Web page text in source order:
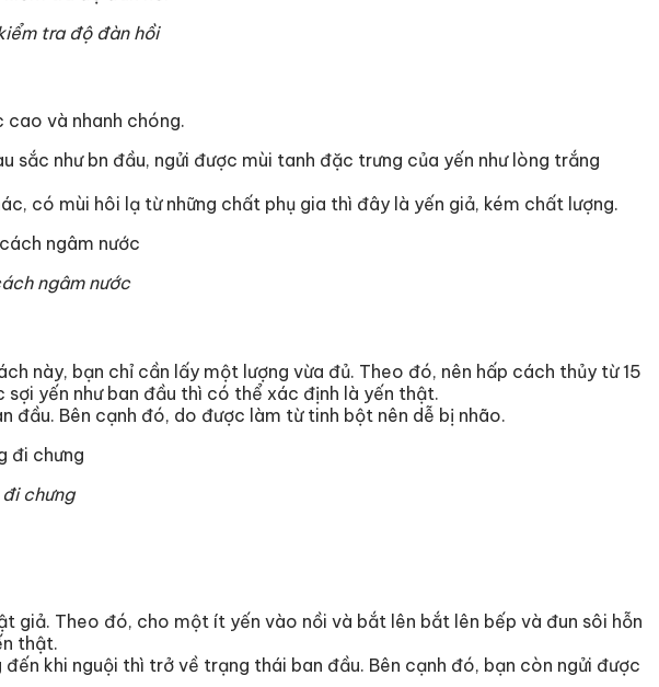
tra độ đàn hồi
và nhanh chóng.
như bn đầu, ngửi được mùi tanh đặc trưng của yến như lòng trắng
có mùi hôi lạ từ những chất phụ gia thì đây là yến giả, kém chất lượng.
ngâm nước
này, bạn chỉ cần lấy một lượng vừa đủ. Theo đó, nên hấp cách thủy từ 15
yến như ban đầu thì có thể xác định là yến thật.
đầu. Bên cạnh đó, do được làm từ tinh bột nên dễ bị nhão.
chưng
Theo đó, cho một ít yến vào nồi và bắt lên bắt lên bếp và đun sôi hỗn
thật.
khi nguội thì trở về trạng thái ban đầu. Bên cạnh đó, bạn còn ngửi được